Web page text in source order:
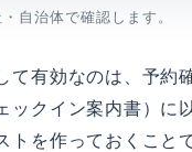
自治体で確認します。
て有効なのは、予約
ックイン案内書）に
トを作っておくこと